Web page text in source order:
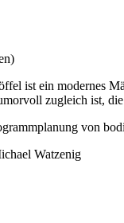
ist ein modernes
zugleich ist,
von
Watzenig